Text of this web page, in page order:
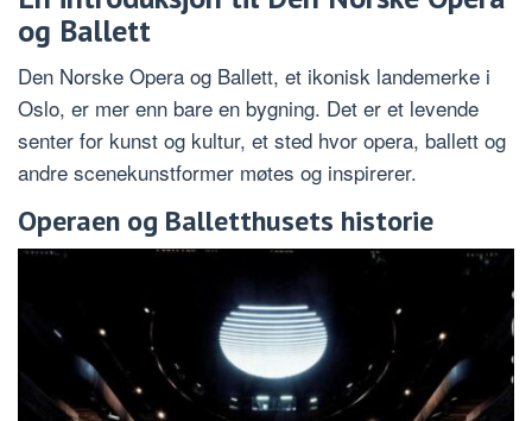
og Ballett
Den Norske Opera og Ballett, et ikonisk landemerke i
Oslo, er mer enn bare en bygning. Det er et levende
senter for kunst og kultur, et sted hvor opera, ballett og
andre scenekunstformer møtes og inspirerer.
Operaen og Balletthusets historie